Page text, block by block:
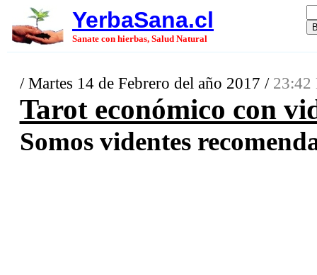
YerbaSana.cl
Sanate con hierbas, Salud Natural
/ Martes 14 de Febrero del año 2017 / 23:42
Tarot económico con
Somos videntes